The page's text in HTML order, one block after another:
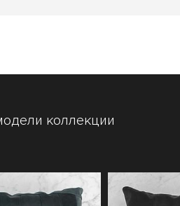
коллекции